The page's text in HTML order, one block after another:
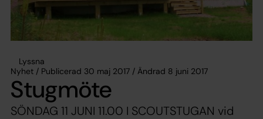
Lyssna
Nyhet / Publicerad 30 maj 2017 / Ändrad 8 juni 2017
Stugmöte
SÖNDAG 11 JUNI 11.00 I SCOUTSTUGAN vid